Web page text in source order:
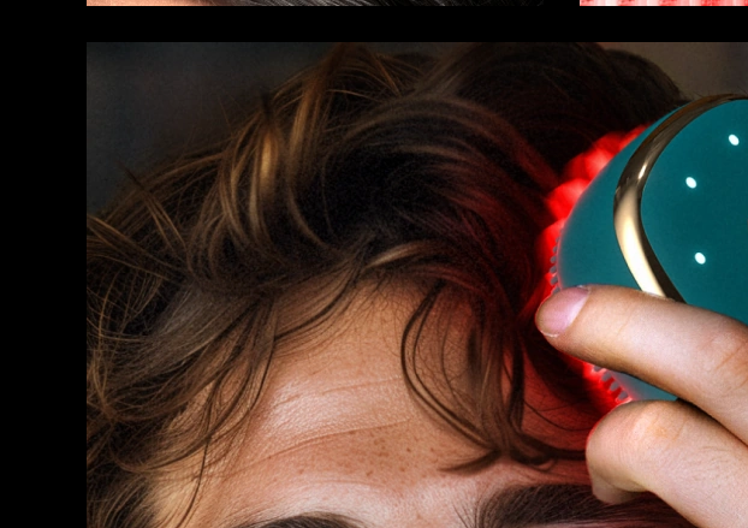
護膚品 男士
FOREO APP
關於我們